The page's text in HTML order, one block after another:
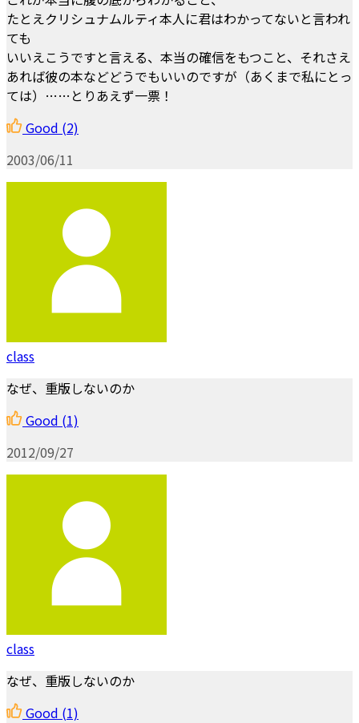
たとえクリシュナムルティ本人に君はわかってないと言われ
ても
いいえこうですと言える、本当の確信をもつこと、それさえ
あれば彼の本などどうでもいいのですが（あくまで私にとっ
ては）……とりあえず一票！
Good (2)
2003/06/11
class
なぜ、重版しないのか
Good (1)
2012/09/27
class
なぜ、重版しないのか
Good (1)